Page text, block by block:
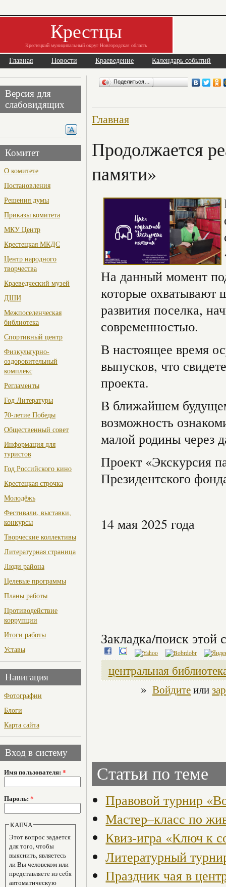
Крестцы
Крестецкий муниципальный округ Новгородская область
Главная Новости Краеведение Календарь событий
Версия для
слабовидящих
Комитет
О комитете
Постановления
Решения думы
Приказы комитета
МКУ Центр
Крестецкая МКДС
Центр народного
творчества
Краеведческий музей
ДШИ
Межпоселенческая
библиотека
Спортивный центр
Физкультурно-
оздоровительный
комплекс
Регламенты
Год Литературы
70-летие Победы
Общественный совет
Информация для
туристов
Год Российского кино
Крестецкая строчка
Молодёжь
Фестивали, выставки,
конкурсы
Творческие коллективы
Литературная страница
Люди района
Целевые программы
Планы работы
Противодействие
коррупции
Итоги работы
Уставы
Навигация
Фотографии
Блоги
Карта сайта
Вход в систему
Имя пользователя: *
Пароль: *
КАПЧА
Этот вопрос задается
для того, чтобы
выяснить, являетесь
ли Вы человеком или
представляете из себя
автоматическую
Поделиться…
Главная
Продолжается
памяти»
На данный момент
которые охватывают
развития поселка,
современностью.
В настоящее время
выпусков, что
проекта.
В ближайшем
возможность
малой родины через
Проект «Экскурсия
Президентского
14 мая 2025 года
Закладка/поиск этой
центральная
» Войдитеили
Статьи по теме
Правовой турнир
Мастер–класс по
Квиз-игра «Ключ к
Литературный
Праздник чая в